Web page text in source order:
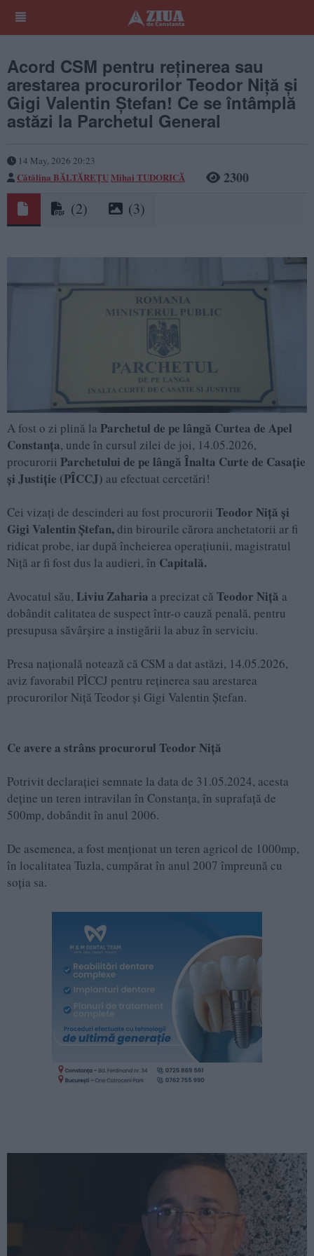
Acord CSM pentru reținerea sau
arestarea procurorilor Teodor Niță și
Gigi Valentin Ștefan! Ce se întâmplă
astăzi la Parchetul General
14 May, 2026 20:23
Cătălina BĂLTĂREȚU Mihai TUDORICĂ 2300
(2) (3)
A fost o zi plină la Parchetul de pe lângă Curtea de Apel
Constanța, unde în cursul zilei de joi, 14.05.2026,
procurorii Parchetului de pe lângă Înalta Curte de Casație
și Justiție (PÎCCJ) au efectuat cercetări!
Cei vizați de descinderi au fost procurorii Teodor Niță și
Gigi Valentin Ștefan,din birourile cărora anchetatorii ar fi
ridicat probe, iar după încheierea operațiunii, magistratul
Niță ar fi fost dus la audieri, în Capitală.
Avocatul său, Liviu Zaharia a precizat că Teodor Niță a
dobândit calitatea de suspect într-o cauză penală, pentru
presupusa săvârșire a instigării la abuz în serviciu.
Presa națională notează că CSM a dat astăzi, 14.05.2026,
aviz favorabil PÎCCJ pentru reținerea sau arestarea
procurorilor Niță Teodor și Gigi Valentin Ștefan.
Ce avere a strâns procurorul Teodor Niță
Potrivit declarației semnate la data de 31.05.2024, acesta
deține un teren intravilan în Constanța, în suprafață de
500mp, dobândit în anul 2006.
De asemenea, a fost menționat un teren agricol de 1000mp,
în localitatea Tuzla, cumpărat în anul 2007 împreună cu
soția sa.